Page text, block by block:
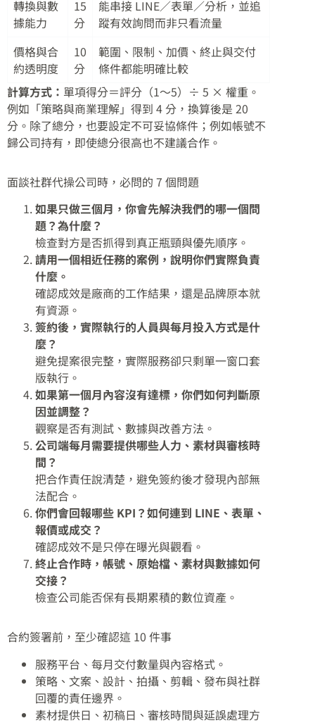
轉換與數
據能力
15
分
能串接 LINE／表單／分析，並追
蹤有效詢問而非只看流量
價格與合
約透明度
10
分
範圍、限制、加價、終止與交付
條件都能明確比較
計算方式： 單項得分＝評分（1～5）÷ 5 × 權重。
例如「策略與商業理解」得到 4 分，換算後是 20
分。除了總分，也要設定不可妥協條件；例如帳號不
歸公司持有，即使總分很高也不建議合作。
面談社群代操公司時，必問的 7 個問題
如果只做三個月，你會先解決我們的哪一個問
題？為什麼？
檢查對方是否抓得到真正瓶頸與優先順序。
請用一個相近任務的案例，說明你們實際負責
什麼。
確認成效是廠商的工作結果，還是品牌原本就
有資源。
簽約後，實際執行的人員與每月投入方式是什
麼？
避免提案很完整，實際服務卻只剩單一窗口套
版執行。
如果第一個月內容沒有達標，你們如何判斷原
因並調整？
觀察是否有測試、數據與改善方法。
公司端每月需要提供哪些人力、素材與審核時
間？
把合作責任說清楚，避免簽約後才發現內部無
法配合。
你們會回報哪些 KPI？如何連到 LINE、表單、
報價或成交？
確認成效不是只停在曝光與觀看。
終止合作時，帳號、原始檔、素材與數據如何
交接？
檢查公司能否保有長期累積的數位資產。
合約簽署前，至少確認這 10 件事
服務平台、每月交付數量與內容格式。
策略、文案、設計、拍攝、剪輯、發布與社群
回覆的責任邊界。
素材提供日、初稿日、審核時間與延誤處理方